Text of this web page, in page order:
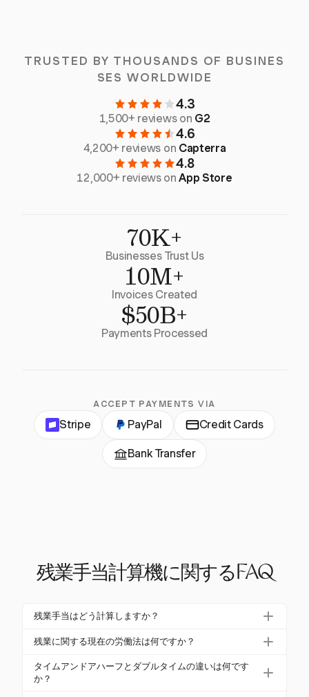
TRUSTED BY THOUSANDS OF BUSINES
SES WORLDWIDE
4.3
1,500+ reviews on G2
4.6
4,200+ reviews on Capterra
4.8
12,000+ reviews onApp Store
70K+
Businesses Trust Us
10M+
Invoices Created
$50B+
Payments Processed
ACCEPT PAYMENTS VIA
Stripe PayPal Credit Cards
Bank Transfer
残業手当計算機に関するFAQ
残業手当はどう計算しますか？
残業手当を計算するには、まず総週収を労働時間で
て、週40時間を超えた残業時間を計算します。たと
えば、通常の賃金率が$20/時間で、45時間働いた場
残業に関する現在の労働法は何ですか？
公正労働基準法（FLSA）は、非免除従業員に対し
て、週40時間を超えて働いた時間に対して通常の賃
タイムアンドアハーフとダブルタイムの違いは何です
か？